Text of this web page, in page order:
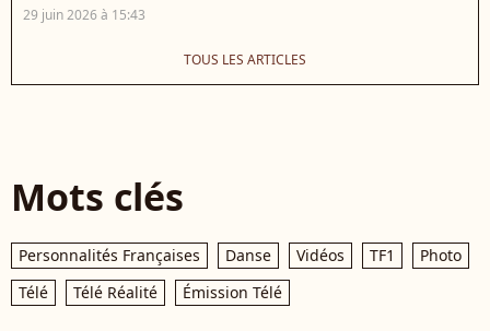
29 juin 2026 à 15:43
TOUS LES ARTICLES
Mots clés
Personnalités Françaises Danse Vidéos TF1
Photo
Télé
Télé Réalité Émission Télé